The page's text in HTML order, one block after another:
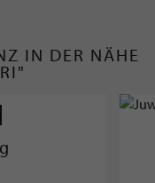
IN DER NÄHE